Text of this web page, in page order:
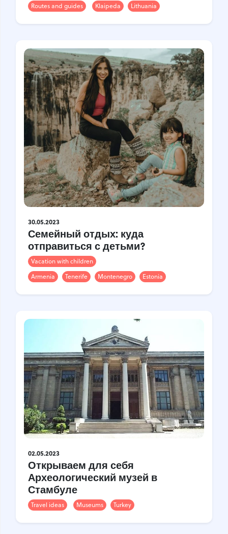
Routes and guides Klaipeda Lithuania
30.05.2023
Семейный отдых: куда
отправиться с детьми?
Vacation with children
Armenia
Tenerife Montenegro Estonia
02.05.2023
Открываем для себя
Археологический музей в
Стамбуле
Travel ideas Museums Turkey